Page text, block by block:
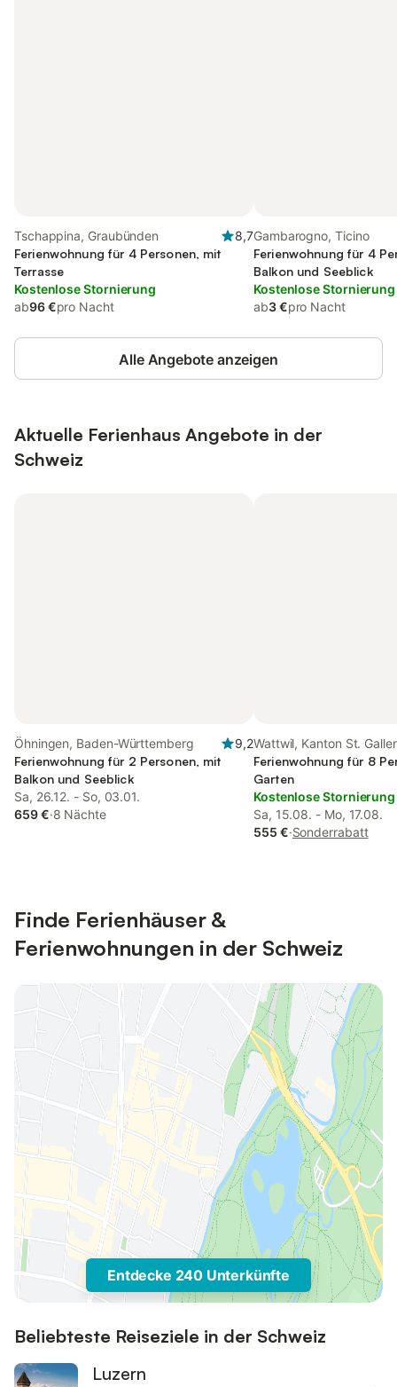
Tschappina, Graubünden
8,7
Ferienwohnung für 4 Personen, mit
Terrasse
Kostenlose Stornierung
ab96 €pro Nacht
Gambarogno, Ticino
Ferienwohnung für 4
Balkon und Seeblick
Kostenlose Stornierung
ab3 €pro Nacht
Alle Angebote anzeigen
Aktuelle Ferienhaus Angebote in der
Schweiz
Öhningen, Baden-Württemberg
9,2
Ferienwohnung für 2 Personen, mit
Balkon und Seeblick
Sa, 26.12. - So, 03.01.
659 €·8 Nächte
Wattwil, Kanton St.
Ferienwohnung für 8
Garten
Kostenlose Stornierung
Sa, 15.08. - Mo, 17.08.
555 €·Sonderrabatt
Finde Ferienhäuser &
Ferienwohnungen in der Schweiz
Entdecke 240 Unterkünfte
Beliebteste Reiseziele in der Schweiz
Luzern